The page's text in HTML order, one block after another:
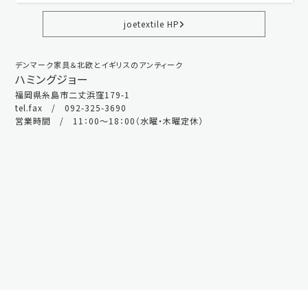
joetextile HP
デンマーク家具＆北欧とイギリスのアンティーク
ハミングジョー
福岡県糸島市二丈浜窪179-1
tel.fax / 092-325-3690
営業時間 / 11：00～18：00（水曜・木曜定休）